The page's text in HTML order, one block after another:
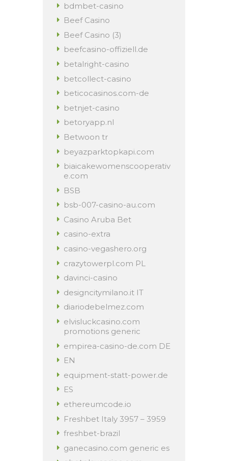
bdmbet-casino
Beef Casino
Beef Casino (3)
beefcasino-offiziell.de
betalright-casino
betcollect-casino
beticocasinos.com-de
betnjet-casino
betoryapp.nl
Betwoon tr
beyazparktopkapi.com
biaicakewomenscooperativ
e.com
BSB
bsb-007-casino-au.com
Casino Aruba Bet
casino-extra
casino-vegashero.org
crazytowerpl.com PL
davinci-casino
designcitymilano.it IT
diariodebelmez.com
elvisluckcasino.com
promotions generic
empirea-casino-de.com DE
EN
equipment-statt-power.de
ES
ethereumcode.io
Freshbet Italy 3957 – 3959
freshbet-brazil
ganecasino.com generic es